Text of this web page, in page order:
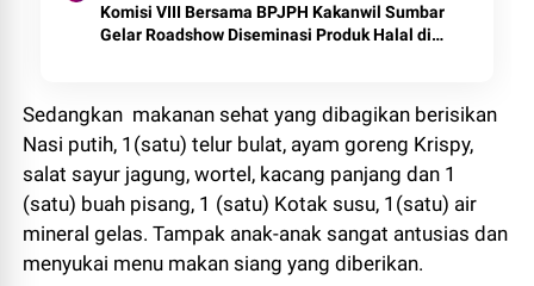
Komisi VIII Bersama BPJPH Kakanwil Sumbar
Gelar Roadshow Diseminasi Produk Halal di
Sedangkan makanan sehat yang dibagikan berisikan
Nasi putih, 1(satu) telur bulat, ayam goreng Krispy,
salat sayur jagung, wortel, kacang panjang dan 1
(satu) buah pisang, 1 (satu) Kotak susu, 1(satu) air
mineral gelas. Tampak anak-anak sangat antusias dan
menyukai menu makan siang yang diberikan.